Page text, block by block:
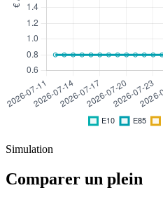
Simulation
Comparer un plein